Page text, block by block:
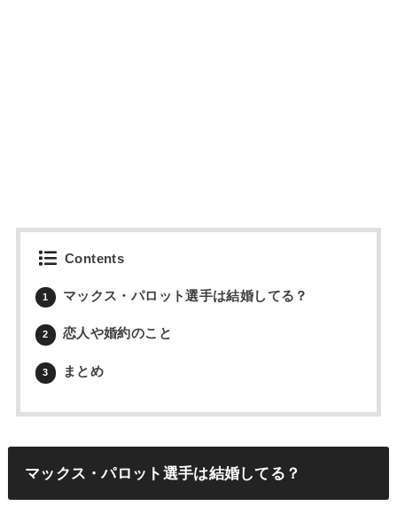
Contents
1 マックス・パロット選手は結婚してる？
2 恋人や婚約のこと
3 まとめ
マックス・パロット選手は結婚してる？